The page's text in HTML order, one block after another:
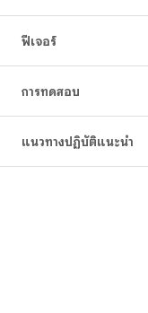
ฟีเจอร์
การทดสอบ
แนวทางปฏิบัติแนะนำ